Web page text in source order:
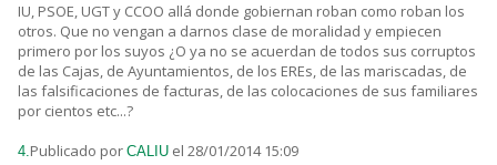
IU, PSOE, UGT y CCOO allá donde gobiernan roban como roban los
otros. Que no vengan a darnos clase de moralidad y empiecen
primero por los suyos ¿O ya no se acuerdan de todos sus corruptos
de las Cajas, de Ayuntamientos, de los EREs, de las mariscadas, de
las falsificaciones de facturas, de las colocaciones de sus familiares
por cientos etc...?
4.Publicado por CALIU el 28/01/2014 15:09